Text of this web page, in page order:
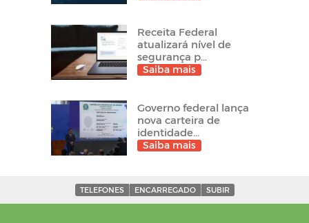
Receita Federal
atualizará nível de
segurança p...
Saiba mais
Governo federal lança
nova carteira de
identidade...
Saiba mais
TELEFONES ENCARREGADO SUBIR